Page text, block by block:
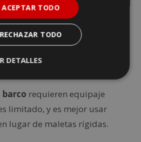
es importante tener claro el
y contar con mapas
bordo
barco requieren equipaje
limitado, y es mejor usar
lugar de maletas rígidas.
ACEPTAR TODO
RECHAZAR TODO
DETALLES